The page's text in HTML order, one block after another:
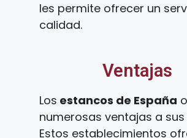
les permite ofrecer un
calidad.
Ventajas
Los estancos de España
numerosas ventajas a sus
Estos establecimientos